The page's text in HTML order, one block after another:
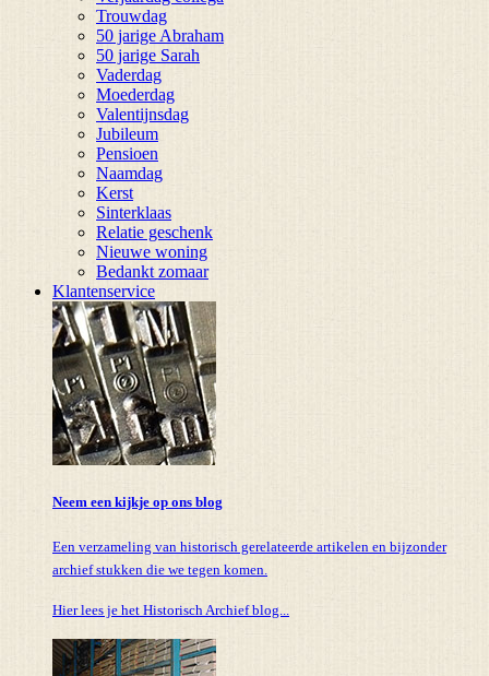
Trouwdag
50 jarige Abraham
50 jarige Sarah
Vaderdag
Moederdag
Valentijnsdag
Jubileum
Pensioen
Naamdag
Kerst
Sinterklaas
Relatie geschenk
Nieuwe woning
Bedankt zomaar
Klantenservice
Neem een kijkje op ons blog
Een verzameling van historisch gerelateerde artikelen en bijzonder
archief stukken die we tegen komen.
Hier lees je het Historisch Archief blog...